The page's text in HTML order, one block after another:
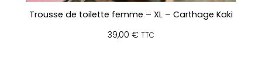
Trousse de toilette femme – XL – Carthage Kaki
39,00 € TTC